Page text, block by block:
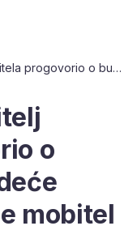
95-godišnji izumitelj mobitela progovorio o budućnosti: 'Sljedeće generacije imat će mobitel ugrađen pod kožu ušiju'
o
mobitel